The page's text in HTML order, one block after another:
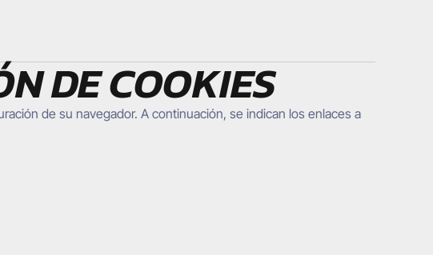
DE COOKIES
de su navegador. A continuación, se indican los enlaces a